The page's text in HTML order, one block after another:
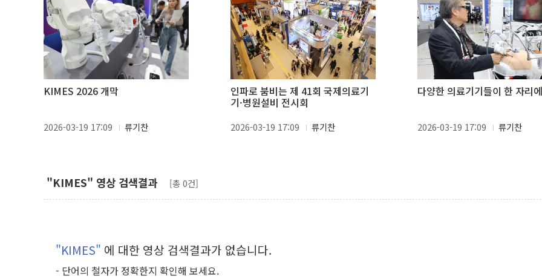
KIMES 2026 개막
2026-03-19 17:09 류기찬
인파로 붐비는 제 41회 국제의료기
기·병원설비 전시회
2026-03-19 17:09 류기찬
다양한 의료기기들이 한 자리에
2026-03-19 17:09 류기찬
"KIMES" 영상 검색결과 [총 0건]
"KIMES" 에 대한 영상 검색결과가 없습니다.
- 단어의 철자가 정확한지 확인해 보세요.